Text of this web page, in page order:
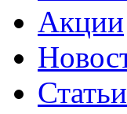
Акции
Статьи